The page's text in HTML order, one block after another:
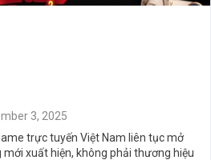
3, 2025
trực tuyến Việt Nam liên tục mở
xuất hiện, không phải thương hiệu